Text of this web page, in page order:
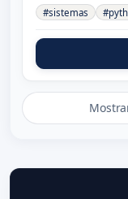
#sistemas